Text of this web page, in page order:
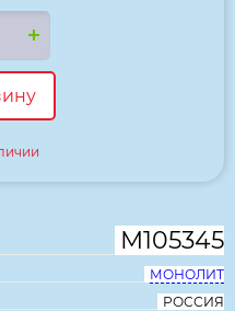
М105345
МОНОЛИТ
РОССИЯ